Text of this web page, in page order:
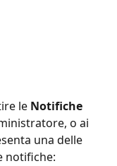
le Notifiche
o ai
una delle
notifiche: